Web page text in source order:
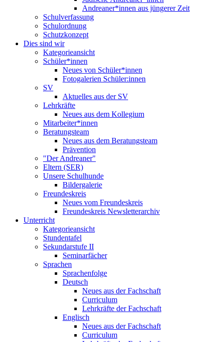
Andreaner*innen aus jüngerer Zeit
Schulverfassung
Schulordnung
Schutzkonzept
Dies sind wir
Kategorieansicht
Schüler*innen
Neues von Schüler*innen
Fotogalerien Schüler:innen
SV
Aktuelles aus der SV
Lehrkräfte
Neues aus dem Kollegium
Mitarbeiter*innen
Beratungsteam
Neues aus dem Beratungsteam
Prävention
"Der Andreaner"
Eltern (SER)
Unsere Schulhunde
Bildergalerie
Freundeskreis
Neues vom Freundeskreis
Freundeskreis Newsletterarchiv
Unterricht
Kategorieansicht
Stundentafel
Sekundarstufe II
Seminarfächer
Sprachen
Sprachenfolge
Deutsch
Neues aus der Fachschaft
Curriculum
Lehrkräfte der Fachschaft
Englisch
Neues aus der Fachschaft
Curriculum